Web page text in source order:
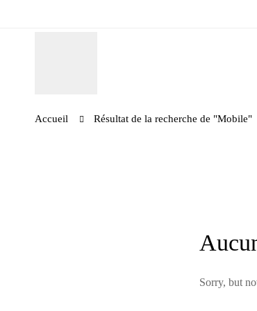
Accueil Résultat de la recherche de "Mobile"
Sorry, but